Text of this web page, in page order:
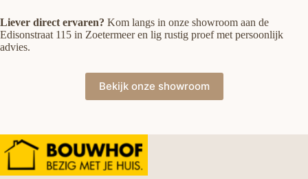
Liever direct ervaren? Kom langs in onze showroom aan de
Edisonstraat 115 in Zoetermeer en lig rustig proef met persoonlijk
advies.
Bekijk onze showroom